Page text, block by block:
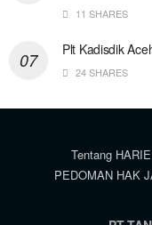
11 SHARES
Plt Kadisdik
24 SHARES
Tentang
PEDOMAN HAK